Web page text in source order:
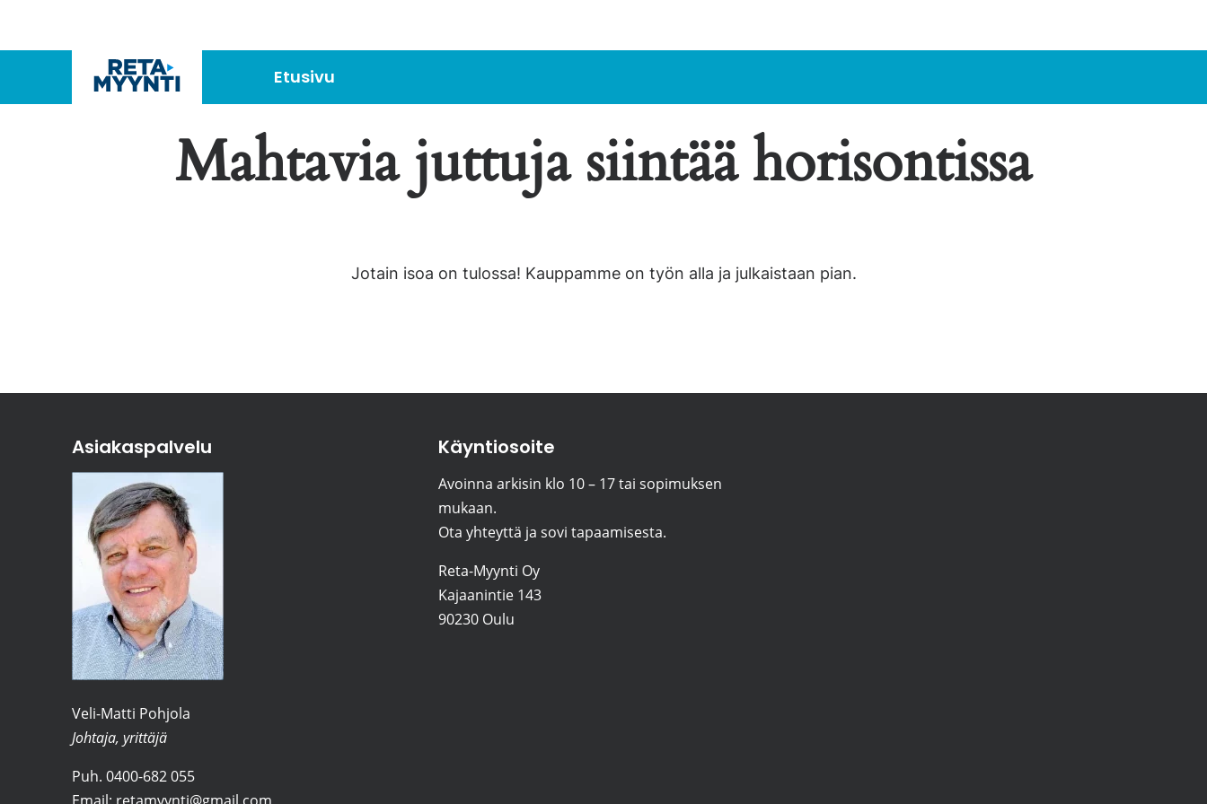
Etusivu
Mahtavia juttuja siintää horisontissa
Jotain isoa on tulossa! Kauppamme on työn alla ja julkaistaan pian.
Asiakaspalvelu
Veli-Matti Pohjola
Johtaja, yrittäjä
Puh. 0400-682 055
Käyntiosoite
Avoinna arkisin klo 10 – 17 tai sopimuksen
mukaan.
Ota yhteyttä ja sovi tapaamisesta.
Reta-Myynti Oy
Kajaanintie 143
90230 Oulu